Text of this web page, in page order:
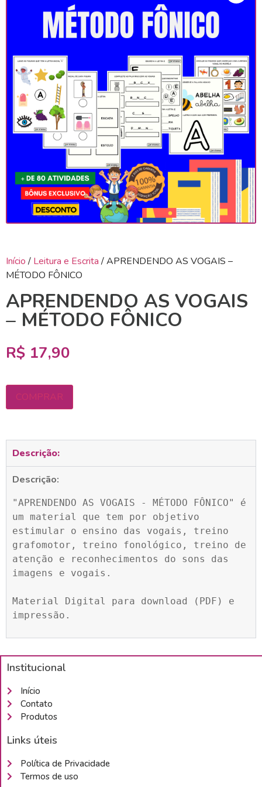
Início / Leitura e Escrita / APRENDENDO AS VOGAIS –
MÉTODO FÔNICO
APRENDENDO AS VOGAIS
– MÉTODO FÔNICO
R$ 17,90
COMPRAR
Descrição:
Descrição:
"APRENDENDO AS VOGAIS - MÉTODO FÔNICO" é
um material que tem por objetivo
estimular o ensino das vogais, treino
grafomotor, treino fonológico, treino de
atenção e reconhecimentos do sons das
imagens e vogais.
Material Digital para download (PDF) e
impressão.
Institucional
Início
Contato
Produtos
Links úteis
Política de Privacidade
Termos de uso